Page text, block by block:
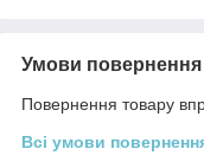
Умови повернення
Повернення товару
Всі умови